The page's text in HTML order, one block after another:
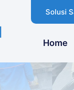
Solusi
Home